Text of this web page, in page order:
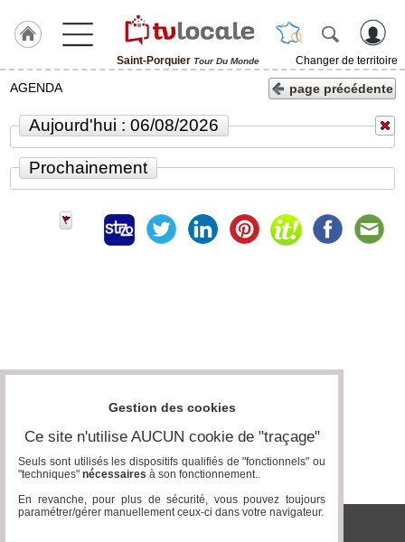
Saint-Porquier Tour Du Monde
Changer de territoire
J'adhère
ACCUEIL
Saint-
Porquier
du
groupe
Blogs
AGENDA page précédente
Aujourd'hui : 06/08/2026
Prochainement
Gestion des cookies
Ce site n'utilise AUCUN cookie de "traçage"
Seuls sont utilisés les dispositifs qualifiés de "fonctionnels" ou
"techniques" nécessaires à son fonctionnement..
En revanche, pour plus de sécurité, vous pouvez toujours
paramétrer/gérer manuellement ceux-ci dans votre navigateur.